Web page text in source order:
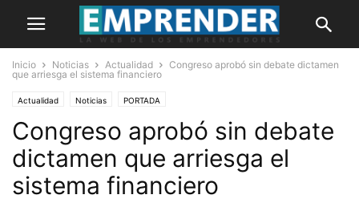
Inicio Noticias Actualidad
Congreso aprobó sin debate dictamen
que arriesga el sistema financiero
Actualidad Noticias PORTADA
Congreso aprobó sin debate
dictamen que arriesga el
sistema financiero